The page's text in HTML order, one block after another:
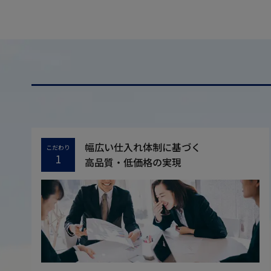
こだわり
1
幅広い仕入れ体制に基づく
高品質・低価格の実現